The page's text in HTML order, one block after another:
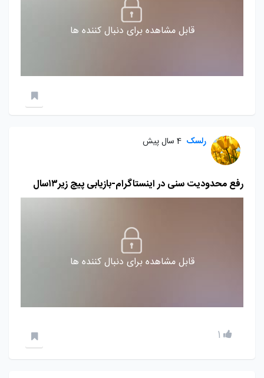
قابل مشاهده برای دنبال کننده ها
رلسک 4 سال پیش
رفع محدودیت سنی در اینستاگرام-بازیابی پیچ زیر۱۳سال
قابل مشاهده برای دنبال کننده ها
1